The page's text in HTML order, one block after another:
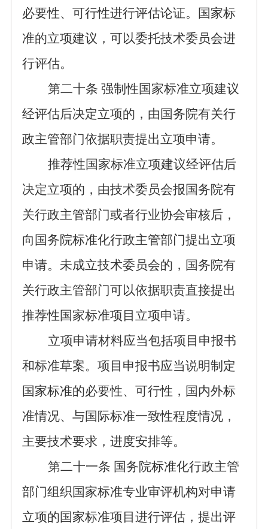
必要性、可行性进行评估论证。国家标
准的立项建议，可以委托技术委员会进
行评估。
第二十条 强制性国家标准立项建议
经评估后决定立项的，由国务院有关行
政主管部门依据职责提出立项申请。
推荐性国家标准立项建议经评估后
决定立项的，由技术委员会报国务院有
关行政主管部门或者行业协会审核后，
向 国务院标准化行政主管部门提出立项
申请。未成立技术委员会的，国务院有
关行政主管部门可以依据职责直接提出
推荐性国家标准项目立项申请。
立项申请材料应当包括项目申报书
和标准草案。项目 申报书应当说明制定
国家标准的必要性、可行性，国内外标
准情况、与国际标准一致性程度情况，
主要技术要求，进度安排等。
第二十一条 国务院标准化行政主管
部门组织国家标准专业审评机构对申请
立项的国家标准项目进行评估，提出评